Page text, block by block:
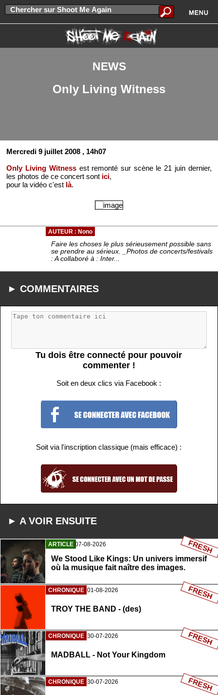
NEWS
Only Living Witness
Mercredi 9 juillet 2008 , 14h07
Only Living Witnessest remonté sur scène le 21 juin dernier,
les photos de ce concert sont ici,
pour la vidéo c'est là.
AUTEUR : Nono
Faire les choses le plus sérieusement possible sans
se prendre au sérieux. _Photos de concerts/festivals
: A collaboré à : Inter...
► COMMENTAIRES
Tu dois être connecté pour pouvoir
commenter !
Soit en deux clics via Facebook :
Soit via l'inscription classique (mais efficace) :
► A VOIR ENSUITE
ARTICLE 07-08-2026
We Stood Like Kings: Un univers immersif
où la musique fait naître des images.
FRESH
CHRONIQUE 01-08-2026
TROY THE BAND - (des)
FRESH
CHRONIQUE 30-07-2026
MADBALL - Not Your Kingdom
FRESH
CHRONIQUE 30-07-2026 FRESH